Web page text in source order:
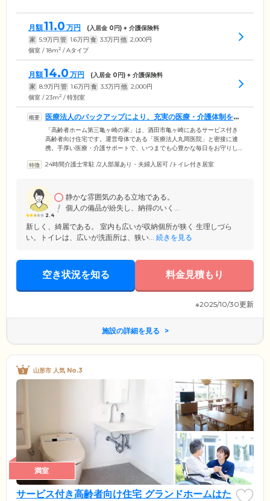
月額11.0 万円 (入居金 0円) + 介護保険料
家 5.9万円 管 1.6万円 食 3.3万円 他 2,000円
個室 / 18m2 / Aタイプ
月額14.0 万円 (入居金 0円) + 介護保険料
家 8.9万円 管 1.6万円 食 3.3万円 他 2,000円
個室 / 23m2 / 特別室
医療法人のバックアップにより、充実の医療・介護体制を整
えています
「高齢者ホーム第三亀ヶ崎の家」は、酒田市亀ヶ崎にあるサービス付き
高齢者向け住宅です。運営母体である「医療法人丸岡医院」と密接に連
携。手厚い医療・介護サポートで、いつまでも心豊かな毎日をお守りし
にナースコールよりお呼び出しがあれば、すぐにご入居者様のおそばま
胃ろうやインスリン投与、在宅酸素、たん吸引など、医療依存度が高い
方のご入居にも対応していますので、お気軽にお問い合わせください。
24時間介護士常駐 /2人部屋あり・夫婦入居可 /トイレ付き居室
2.4
静かな雰囲気のある立地である。
個人の備品が紛失し、納得のいく...
新しく、綺麗である。 室内も広いが収納個所が狭く 生理しづら
い。トイレは、広いが洗面所は、狭い... 続きを見る
空き状況を知る 料金見積もり
※2025/10/30更新
施設の詳細を見る
山形市 人気 No.3
満室
サービス付き高齢者向け住宅 グランドホームはた